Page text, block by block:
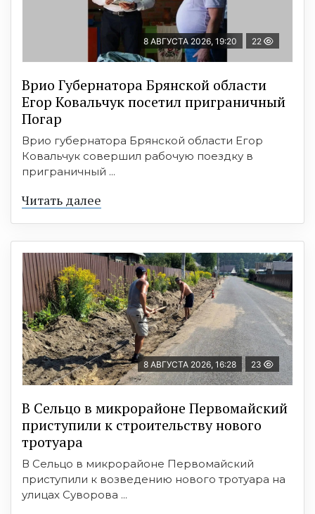
8 АВГУСТА 2026, 19:20 22
Врио Губернатора Брянской области
Егор Ковальчук посетил приграничный
Погар
Врио губернатора Брянской области Егор
Ковальчук совершил рабочую поездку в
приграничный ...
Читать далее
8 АВГУСТА 2026, 16:28 23
В Сельцо в микрорайоне Первомайский
приступили к строительству нового
тротуара
В Сельцо в микрорайоне Первомайский
приступили к возведению нового тротуара на
улицах Суворова ...